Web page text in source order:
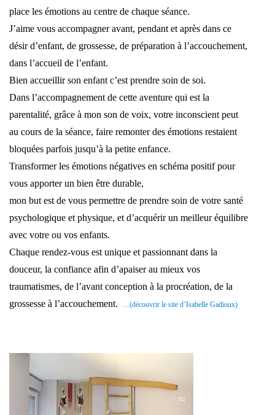
place les émotions au centre de chaque séance.
J’aime vous accompagner avant, pendant et après dans ce
désir d’enfant, de grossesse, de préparation à l’accouchement,
dans l’accueil de l’enfant.
Bien accueillir son enfant c’est prendre soin de soi.
Dans l’accompagnement de cette aventure qui est la
parentalité, grâce à mon son de voix, votre inconscient peut
au cours de la séance, faire remonter des émotions restaient
bloquées parfois jusqu’à la petite enfance.
Transformer les émotions négatives en schéma positif pour
vous apporter un bien être durable,
mon but est de vous permettre de prendre soin de votre santé
psychologique et physique, et d’acquérir un meilleur équilibre
avec votre ou vos enfants.
Chaque rendez-vous est unique et passionnant dans la
douceur, la confiance afin d’apaiser au mieux vos
traumatismes, de l’avant conception à la procréation, de la
grossesse à l’accouchement.
…(découvrir le site d’Isabelle Gadioux)